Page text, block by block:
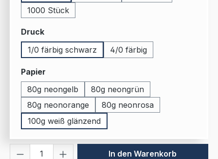
1000 Stück
Druckauswählen
1/0 färbig schwarz
4/0 färbig
Papier
80g neongelb
80g neongrün
80g neonorange
80g neonrosa
100g weiß glänzend
Produkt Anzahl: Gib denIn den Warenkorb